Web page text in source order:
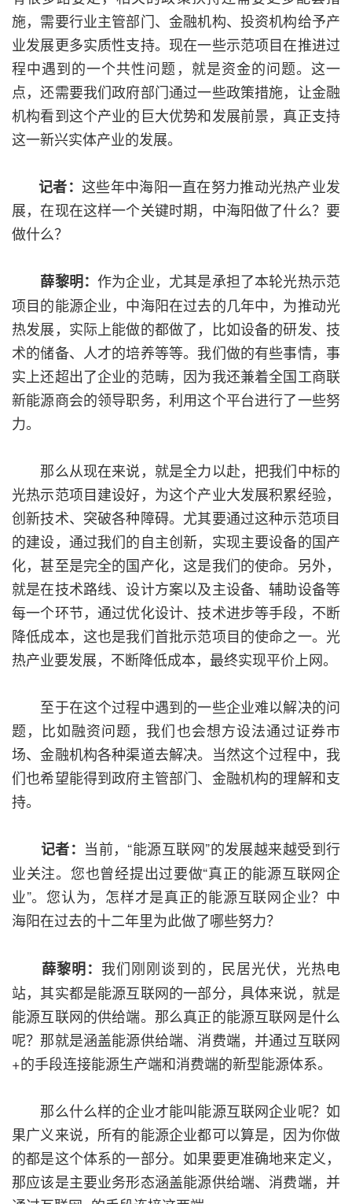
施，需要行业主管部门、金融机构、投资机构给予产
业发展更多实质性支持。现在一些示范项目在推进过
程中遇到的一个共性问题，就是资金的问题。这一
点，还需要我们政府部门通过一些政策措施，让金融
机构看到这个产业的巨大优势和发展前景，真正支持
这一新兴实体产业的发展。
记者：这些年中海阳一直在努力推动光热产业发
展，在现在这样一个关键时期，中海阳做了什么？要
做什么？
薛黎明：作为企业，尤其是承担了本轮光热示范
项目的能源企业，中海阳在过去的几年中，为推动光
热发展，实际上能做的都做了，比如设备的研发、技
术的储备、人才的培养等等。我们做的有些事情，事
实上还超出了企业的范畴，因为我还兼着全国工商联
新能源商会的领导职务，利用这个平台进行了一些努
力。
那么从现在来说，就是全力以赴，把我们中标的
光热示范项目建设好，为这个产业大发展积累经验，
创新技术、突破各种障碍。尤其要通过这种示范项目
的建设，通过我们的自主创新，实现主要设备的国产
化，甚至是完全的国产化，这是我们的使命。另外，
就是在技术路线、设计方案以及主设备、辅助设备等
每一个环节，通过优化设计、技术进步等手段，不断
降低成本，这也是我们首批示范项目的使命之一。光
热产业要发展，不断降低成本，最终实现平价上网。
至于在这个过程中遇到的一些企业难以解决的问
题，比如融资问题，我们也会想方设法通过证券市
场、金融机构各种渠道去解决。当然这个过程中，我
们也希望能得到政府主管部门、金融机构的理解和支
持。
记者： 当前，“能源互联网”的发展越来越受到行
业关注。您也曾经提出过要做“真正的能源互联网企
业”。您认为，怎样才是真正的能源互联网企业？中
海阳在过去的十二年里为此做了哪些努力？
薛黎明： 我们刚刚谈到的，民居光伏，光热电
站，其实都是能源互联网的一部分，具体来说，就是
能源互联网的供给端。那么真正的能源互联网是什么
呢？那就是涵盖能源供给端、消费端，并通过互联网
+的手段连接能源生产端和消费端的新型能源体系。
那么什么样的企业才能叫能源互联网企业呢？如
果广义来说，所有的能源企业都可以算是，因为你做
的都是这个体系的一部分。如果要更准确地来定义，
那应该是主要业务形态涵盖能源供给端、消费端，并